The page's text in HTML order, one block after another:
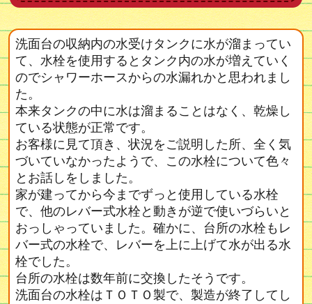
洗面台の収納内の水受けタンクに水が溜まってい
て、水栓を使用するとタンク内の水が増えていく
のでシャワーホースからの水漏れかと思われまし
た。
本来タンクの中に水は溜まることはなく、乾燥し
ている状態が正常です。
お客様に見て頂き、状況をご説明した所、全く気
づいていなかったようで、この水栓について色々
とお話しをしました。
家が建ってから今までずっと使用している水栓
で、他のレバー式水栓と動きが逆で使いづらいと
おっしゃっていました。確かに、台所の水栓もレ
バー式の水栓で、レバーを上に上げて水が出る水
栓でした。
台所の水栓は数年前に交換したそうです。
洗面台の水栓はＴＯＴＯ製で、製造が終了してし